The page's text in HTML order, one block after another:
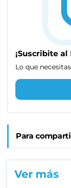
¡Suscribite
Lo que
Para
Ver más